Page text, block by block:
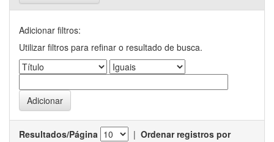
Adicionar filtros:
Utilizar filtros para refinar o resultado de busca.
Resultados/Página | Ordenar registros por